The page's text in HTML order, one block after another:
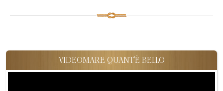
VIDEOMARE QUANT'È BELLO